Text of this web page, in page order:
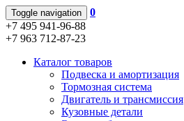
Toggle navigation
0
+7 495 941-96-88
+7 963 712-87-23
Каталог товаров
Подвеска и амортизация
Тормозная система
Двигатель и трансмиссия
Кузовные детали